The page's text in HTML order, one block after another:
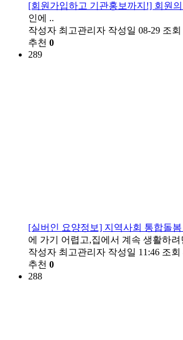
[회원가입하고 기관홍보까지!] 회원
인에 ..
작성자 최고관리자 작성일 08-29 조회
추천 0
289
[실버인 요양정보] 지역사회 통합돌
에 가기 어렵고,​집에서 계속 생활하려
작성자 최고관리자 작성일 11:46 조회
추천 0
288